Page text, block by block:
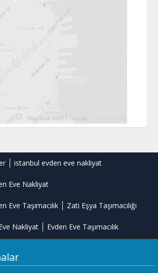
istanbul evden eve nakliyat
Eve Nakliyat
Eve Taşımacılık Zati Eşya Taşımacılığı
Nakliyat Evden Eve Taşımacılık